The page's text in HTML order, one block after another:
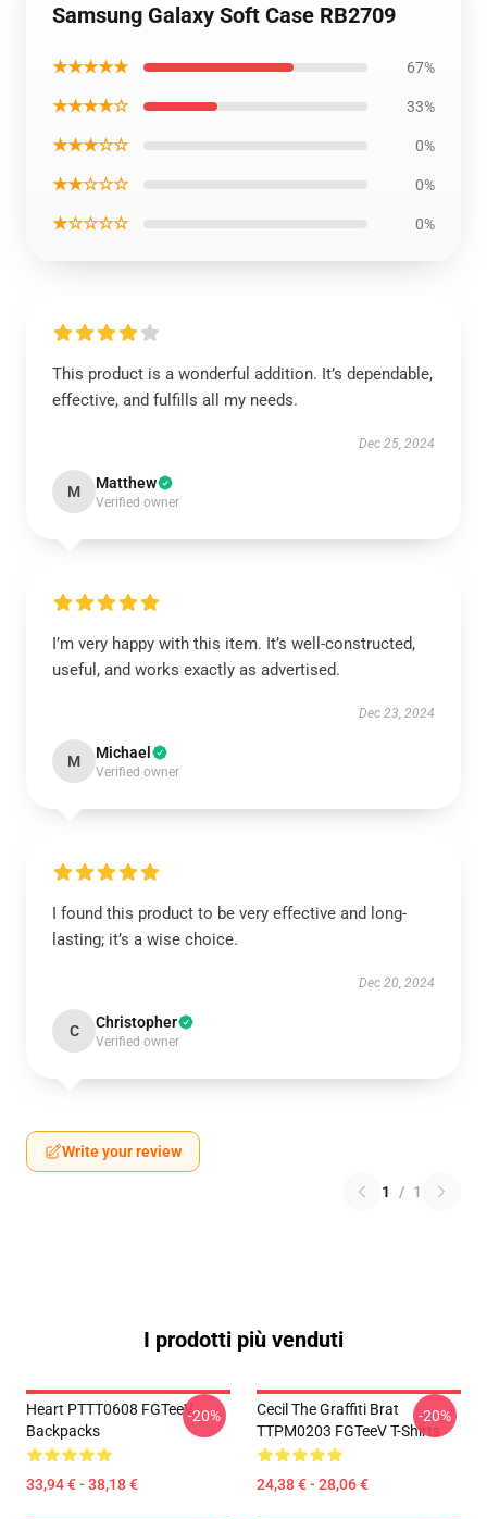
Samsung Galaxy Soft Case RB2709
★★★★★ 67%
★★★★☆ 33%
★★★☆☆ 0%
★★☆☆☆ 0%
★☆☆☆☆ 0%
This product is a wonderful addition. It’s dependable,
effective, and fulfills all my needs.
Dec 25, 2024
M Matthew
Verified owner
I’m very happy with this item. It’s well-constructed,
useful, and works exactly as advertised.
Dec 23, 2024
M Michael
Verified owner
I found this product to be very effective and long-
lasting; it’s a wise choice.
Dec 20, 2024
C Christopher
Verified owner
Write your review
1 / 1
I prodotti più venduti
Heart PTTT0608 FGTeeV
Backpacks
33,94 € - 38,18 €
-20%
Cecil The Graffiti Brat
TTPM0203 FGTeeV T-Shirts
24,38 € - 28,06 €
-20%